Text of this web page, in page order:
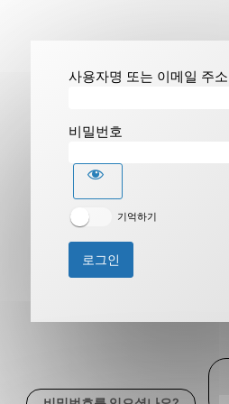
사용자명 또는 이메일 주소
비밀번호
기억하기